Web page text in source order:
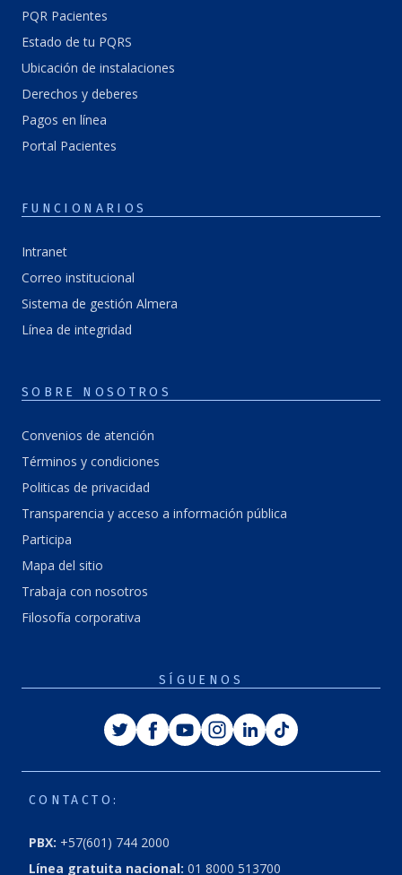
PQR Pacientes
Estado de tu PQRS
Ubicación de instalaciones
Derechos y deberes
Pagos en línea
Portal Pacientes
FUNCIONARIOS
Intranet
Correo institucional
Sistema de gestión Almera
Línea de integridad
SOBRE NOSOTROS
Convenios de atención
Términos y condiciones
Politicas de privacidad
Transparencia y acceso a información pública
Participa
Mapa del sitio
Trabaja con nosotros
Filosofía corporativa
SÍGUENOS
TwitterFacebook
YoutubeInstagram
LinkedinTiktok
CONTACTO:
PBX: +57(601) 744 2000
Línea gratuita nacional: 01 8000 513700